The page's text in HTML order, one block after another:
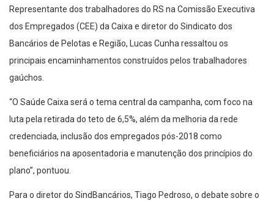
Representante dos trabalhadores do RS na Comissão Executiva
dos Empregados (CEE) da Caixa e diretor do Sindicato dos
Bancários de Pelotas e Região, Lucas Cunha ressaltou os
principais encaminhamentos construídos pelos trabalhadores
gaúchos.
“O Saúde Caixa será o tema central da campanha, com foco na
luta pela retirada do teto de 6,5%, além da melhoria da rede
credenciada, inclusão dos empregados pós-2018 como
beneficiários na aposentadoria e manutenção dos princípios do
plano”, pontuou.
Para o diretor do SindBancários, Tiago Pedroso, o debate sobre o